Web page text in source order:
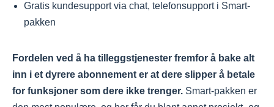
Gratis kundesupport via chat, telefonsupport i Smart-
pakken
Fordelen ved å ha tilleggstjenester fremfor å bake alt
inn i et dyrere abonnement er at dere slipper å betale
for funksjoner som dere ikke trenger. Smart-pakken er